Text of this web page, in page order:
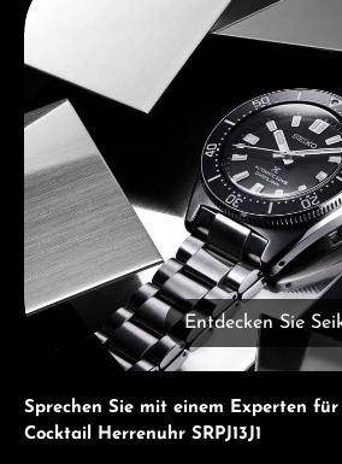
Entdecken Sie
Sprechen Sie mit einem Experten für
Cocktail Herrenuhr SRPJ13J1